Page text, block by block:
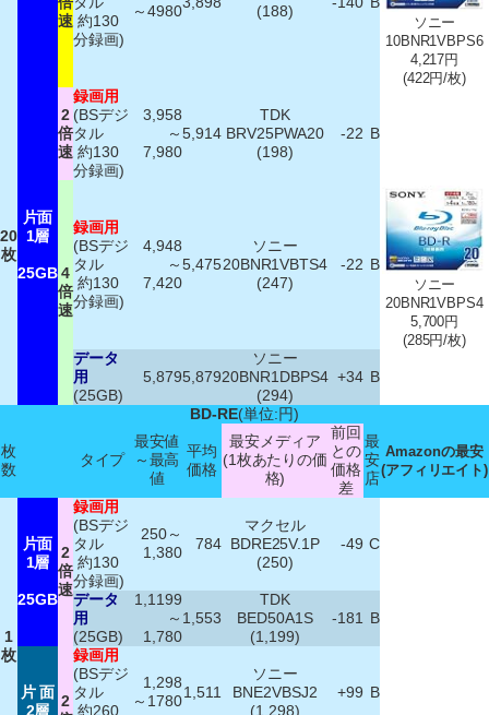
速 約130
分録画)
～4980
(188)
ソニー
10BNR1VBPS6
4,217円
(422円/枚)
20
枚
片面
1層
25GB
2
倍
速
録画用
(BSデジ
タル
約130
分録画)
3,958
～
7,980
5,914
TDK
BRV25PWA20
(198)
-22 B
4
倍
速
録画用
(BSデジ
タル
約130
分録画)
4,948
～
7,420
5,475
ソニー
20BNR1VBTS4
(247)
-22 B
ソニー
20BNR1VBPS4
5,700円
(285円/枚)
データ
用
(25GB)
5,8795,879
ソニー
20BNR1DBPS4
(294)
+34 B
BD-RE(単位:円)
枚
数
タイプ
最安値
～最高
値
平均
価格
最安メディア
(1枚あたりの価
格)
前回
との
価格
差
最
安
店
Amazonの最安
(アフィリエイト)
1
枚
片面
1層
25GB
2
倍
速
録画用
(BSデジ
タル
約130
分録画)
250～
1,380
784
マクセル
BDRE25V.1P
(250)
-49 C
データ
用
(25GB)
1,1199
～
1,780
1,553
TDK
BED50A1S
(1,199)
-181 B
片 面
2層
2
録画用
(BSデジ
タル
約260
1,298
～17801,511
ソニー
BNE2VBSJ2
(1,298)
+99 B